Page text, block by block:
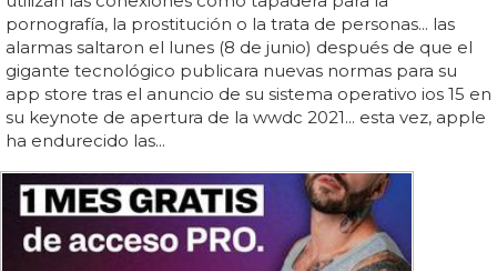
pornografía, la prostitución o la trata de personas... las
alarmas saltaron el lunes (8 de junio) después de que el
gigante tecnológico publicara nuevas normas para su
app store tras el anuncio de su sistema operativo ios 15 en
su keynote de apertura de la wwdc 2021... esta vez, apple
ha endurecido las...